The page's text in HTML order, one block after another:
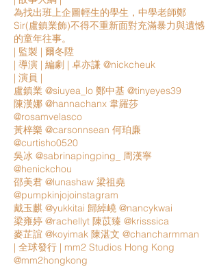
為找出班上企圖輕生的學生，中學老師鄭
Sir(盧鎮業飾)不得不重新面對充滿暴力與遺憾
的童年往事。
| 監製 | 爾冬陞
| 導演 | 編劇 | 卓亦謙 @nickcheuk
| 演員 |
盧鎮業 @siuyea_lo 鄭中基 @tinyeyes39
陳漢娜 @hannachanx 韋羅莎
@rosamvelasco
黃梓樂 @carsonnsean 何珀廉
@curtisho0520
吳冰 @sabrinapingping_ 周漢寧
@henickchou
邵美君 @lunashaw 梁祖堯
@pumpkinjojoinstagram
戴玉麒 @yukkitai 歸綽嶢 @nancykwai
梁雍婷 @rachellyt 陳苡臻 @krisssica
麥芷誼 @koyimak 陳湛文 @chancharmman
| 全球發行 | mm2 Studios Hong Kong
@mm2hongkong